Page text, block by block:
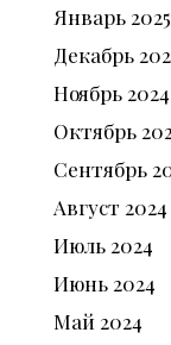
Январь 2025
Декабрь
Ноябрь 2024
Октябрь
Сентябрь
Август 2024
Июль 2024
Июнь 2024
Май 2024